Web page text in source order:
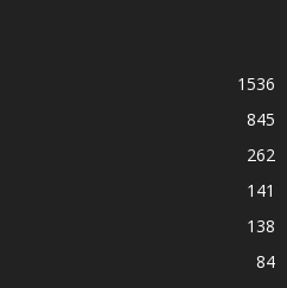
1536
845
262
141
138
84